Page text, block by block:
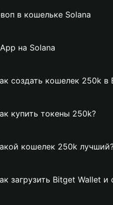
в кошельке Solana
на Solana
создать кошелек 250k в
купить токены 250k?
кошелек 250k
загрузить Bitget Wallet